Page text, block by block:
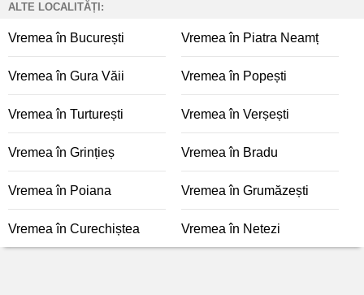
ALTE LOCALITĂȚI:
Vremea în București Vremea în Piatra Neamț
Vremea în Gura Văii Vremea în Popești
Vremea în Turturești Vremea în Verșești
Vremea în Grințieș Vremea în Bradu
Vremea în Poiana Vremea în Grumăzești
Vremea în Curechiștea Vremea în Netezi